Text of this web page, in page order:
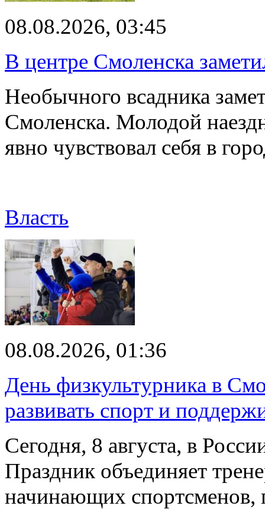
08.08.2026, 03:45
В центре Смоленска
Необычного всадника
Смоленска. Молодой
явно чувствовал себя в
Власть
08.08.2026, 01:36
День физкультурника в
развивать спорт и
Сегодня, 8 августа, в
Праздник объединяет
начинающих